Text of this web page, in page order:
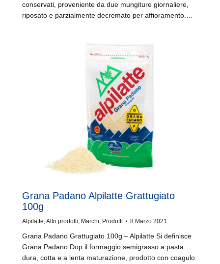
conservati, proveniente da due mungiture giornaliere,
riposato e parzialmente decremato per affioramento.…
Grana Padano Alpilatte Grattugiato
100g
Alpilatte,Altri prodotti, Marchi, Prodotti 8 Marzo 2021
Grana Padano Grattugiato 100g – Alpilatte Si definisce
Grana Padano Dop il formaggio semigrasso a pasta
dura, cotta e a lenta maturazione, prodotto con coagulo